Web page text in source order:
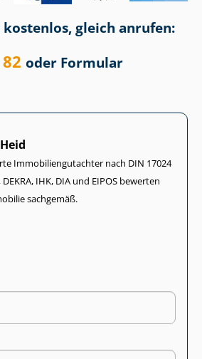
gleich anrufen:
oder Formular
Im­mo­bi­li­en­gut­ach­ter nach DIN 17024
IHK, DIA und EIPOS bewerten
sachgemäß.